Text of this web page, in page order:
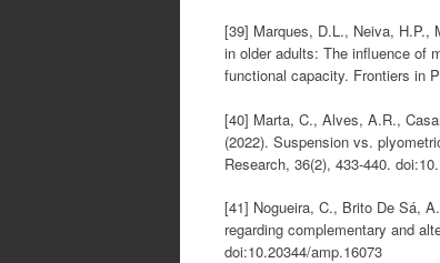
[39] Marques, D.L., Neiva, H.P.,
in older adults: The influence of
functional capacity. Frontiers in
[40] Marta, C., Alves, A.R.,
(2022). Suspension vs.
Research, 36(2), 433-440.
[41] Nogueira, C., Brito De Sá,
regarding complementary and
doi:10.20344/amp.16073